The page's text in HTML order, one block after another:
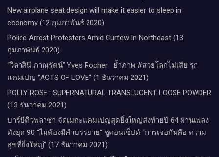
New airplane seat design will make it easier to sleep in
economy (12 กุมภาพันธ์ 2020)
Police Arrest Protesters Amid Curfew In Northeast (13
กุมภาพันธ์ 2020)
“วิลาสินี ภาณุรัตน์” Yves Rocher​ ย้ำภาพ #สวยโลกไม่เสีย รุก
แคมเปญ “ACTS OF LOVE” (1 ธันวาคม 2021)
POLLY ROSE : SUPERNATURAL TRANSLUCENT LOOSE POWDER
(13 ธันวาคม 2021)
บาร์บีคิวพลาซ่า จัดเมกะแคมเปญสุดยิ่งใหญ่ส่งท้ายปี 64 ผ่านเพลง
ดังยุค 90 “ไม่ต้องมีคำบรรยาย” ชูคอนเซ็ปต์ “การเจอกันคือ ความ
สุขที่ยิ่งใหญ่” (17 ธันวาคม 2021)